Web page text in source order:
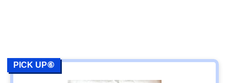
PICK UP⑥